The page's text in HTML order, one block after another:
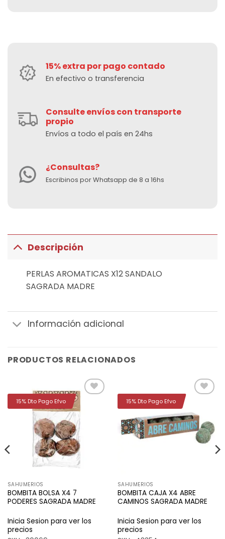
15% extra por pago contado
En efectivo o transferencia
Consulte envíos con transporte
propio
Envíos a todo el país en 24hs
¿Consultas?
Escribinos por Whatsapp de 8 a 16hs
Descripción
PERLAS AROMATICAS X12 SANDALO
SAGRADA MADRE
Información adicional
PRODUCTOS RELACIONADOS
SAHUMERIOS
BOMBITA BOLSA X4 7
PODERES SAGRADA MADRE
Inicia Sesion para ver los
precios
15% Dto Pago Efvo
lista de
deseos
SAHUMERIOS
BOMBITA CAJA X4 ABRE
CAMINOS SAGRADA MADRE
Inicia Sesion para ver los
precios
15% Dto Pago Efvo